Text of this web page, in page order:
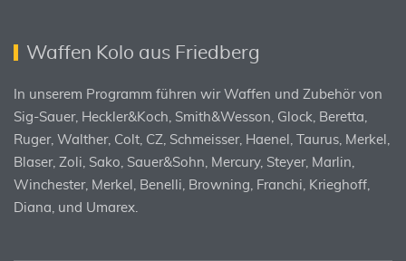
Waffen Kolo aus Friedberg
In unserem Programm führen wir Waffen und Zubehör von
Sig-Sauer, Heckler&Koch, Smith&Wesson, Glock, Beretta,
Ruger, Walther, Colt, CZ, Schmeisser, Haenel, Taurus, Merkel,
Blaser, Zoli, Sako, Sauer&Sohn, Mercury, Steyer, Marlin,
Winchester, Merkel, Benelli, Browning, Franchi, Krieghoff,
Diana, und Umarex.